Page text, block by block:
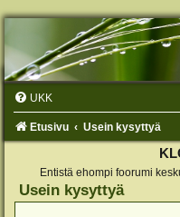
UKK
Etusivu Usein kysyttyä
Entistä ehompi foorumi
Usein kysyttyä